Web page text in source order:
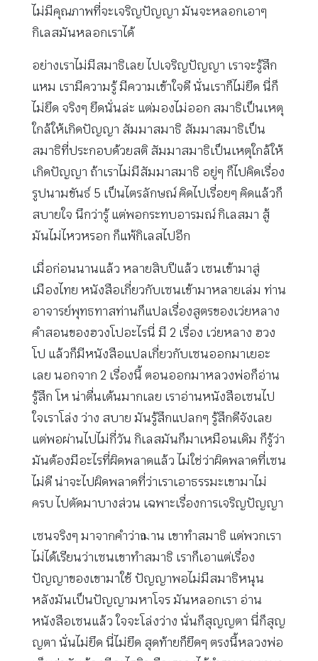
ไม่มีคุณภาพที่จะเจริญปัญญา มันจะหลอกเอาๆ
กิเลสมันหลอกเราได้
อย่างเราไม่มีสมาธิเลย ไปเจริญปัญญา เราจะรู้สึก
แหม เรามีความรู้ มีความเข้าใจดี นั่นเราก็ไม่ยึด นี่ก็
ไม่ยึด จริงๆ ยึดนั่นล่ะ แต่มองไม่ออก สมาธิเป็นเหตุ
ใกล้ให้เกิดปัญญา สัมมาสมาธิ สัมมาสมาธิเป็น
สมาธิที่ประกอบด้วยสติ สัมมาสมาธิเป็นเหตุใกล้ให้
เกิดปัญญา ถ้าเราไม่มีสัมมาสมาธิ อยู่ๆ ก็ไปคิดเรื่อง
รูปนามขันธ์ 5 เป็นไตรลักษณ์ คิดไปเรื่อยๆ คิดแล้วก็
สบายใจ นึกว่ารู้ แต่พอกระทบอารมณ์ กิเลสมา สู้
มันไม่ไหวหรอก ก็แพ้กิเลสไปอีก
เมื่อก่อนนานแล้ว หลายสิบปีแล้ว เซนเข้ามาสู่
เมืองไทย หนังสือเกี่ยวกับเซนเข้ามาหลายเล่ม ท่าน
อาจารย์พุทธทาสท่านก็แปลเรื่องสูตรของเว่ยหลาง
คำสอนของฮวงโปอะไรนี่ มี 2 เรื่อง เว่ยหลาง ฮวง
โป แล้วก็มีหนังสือแปลเกี่ยวกับเซนออกมาเยอะ
เลย นอกจาก 2 เรื่องนี้ ตอนออกมาหลวงพ่อก็อ่าน
รู้สึก โห น่าตื่นเต้นมากเลย เราอ่านหนังสือเซนไป
ใจเราโล่ง ว่าง สบาย มันรู้สึกแปลกๆ รู้สึกดีจังเลย
แต่พอผ่านไปไม่กี่วัน กิเลสมันก็มาเหมือนเดิม ก็รู้ว่า
มันต้องมีอะไรที่ผิดพลาดแล้ว ไม่ใช่ว่าผิดพลาดที่เซน
ไม่ดี น่าจะไปผิดพลาดที่ว่าเราเอาธรรมะเขามาไม่
ครบ ไปตัดมาบางส่วน เฉพาะเรื่องการเจริญปัญญา
เซนจริงๆ มาจากคำว่าฌาน เขาทำสมาธิ แต่พวกเรา
ไม่ได้เรียนว่าเซนเขาทำสมาธิ เราก็เอาแต่เรื่อง
ปัญญาของเขามาใช้ ปัญญาพอไม่มีสมาธิหนุน
หลังมันเป็นปัญญามหาโจร มันหลอกเรา อ่าน
หนังสือเซนแล้ว ใจจะโล่งว่าง นั่นก็สุญญตา นี่ก็สุญ
ญตา นั่นไม่ยึด นี่ไม่ยึด สุดท้ายก็ยึดๆ ตรงนี้หลวงพ่อ